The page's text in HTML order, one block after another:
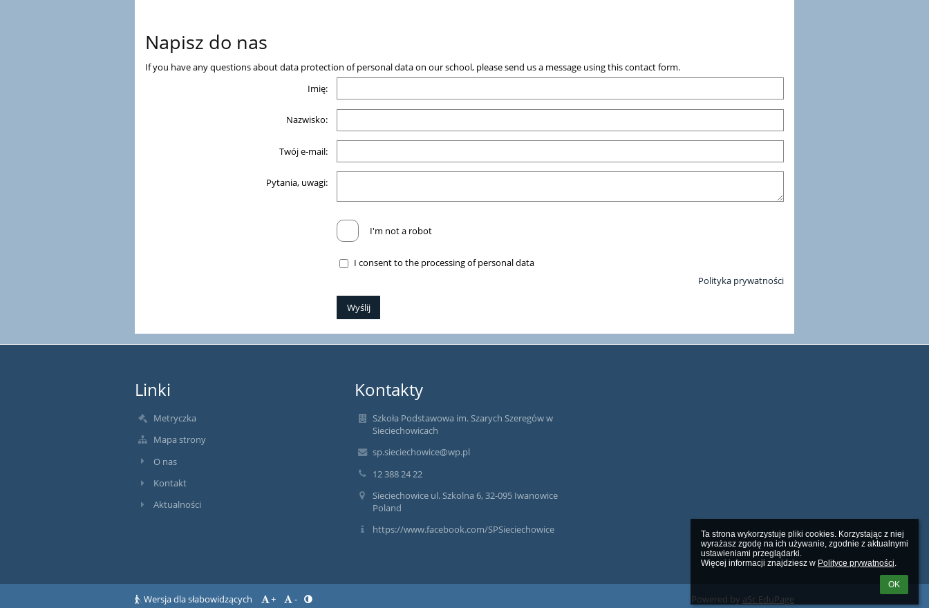
Ta strona wykorzystuje pliki cookies. Korzystając z niej
wyrażasz zgodę na ich używanie, zgodnie z aktualnymi
ustawieniami przeglądarki.
Więcej informacji znajdziesz w Polityce prywatności.
OK
Napisz do nas
If you have any questions about data protection of personal data on our school, please send us a message using this contact form.
Imię:
Nazwisko:
Twój e-mail:
Pytania, uwagi:
I'm not a robot
I consent to the processing of personal data
Polityka prywatności
Linki
Metryczka
Mapa strony
O nas
Kontakt
Aktualności
Kontakty
Szkoła Podstawowa im. Szarych Szeregów w
Sieciechowicach
sp.sieciechowice@wp.pl
12 388 24 22
Sieciechowice ul. Szkolna 6, 32-095 Iwanowice
Poland
https://www.facebook.com/SPSieciechowice
Wersja dla słabowidzących + - Powered by aSc EduPage